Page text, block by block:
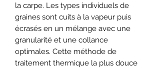
la carpe. Les types individuels de
graines sont cuits à la vapeur puis
écrasés en un mélange avec une
granularité et une collance
optimales. Cette méthode de
traitement thermique la plus douce